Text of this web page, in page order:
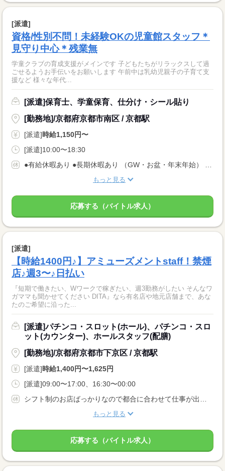
[派遣]
資格/性別不問！未経験OKの児童館スタッフ＊
見守り中心＊残業無
学童クラブの育成支援がメインです 子どもたちがリラックスして過
ごせるようお手伝いをお願いします 午前中は乳幼児親子の子育て支
援など 様々な年代...
[派遣]保育士、学童保育、仕分け・シール貼り
[勤務地]/京都府京都市南区 / 京都駅
[派遣]時給1,150円〜
[派遣]10:00〜18:30
●有給休暇あり ●長期休暇あり （GW・お盆・年末年始） ●産休・育休・介護休暇あり ※産休育休取得率：95％！
もっと見る
応募する（バイトル求人）
[派遣]
【時給1400円♪】アミューズメントstaff！禁煙
店♪週3〜♪日払い
『短期で働きたい、Wワークで稼ぎたい、週3勤務がしたい そんなワ
ガママも聞かせてください DITA』なら有名店や地元店舗まで、あな
たのご希望に沿った...
[派遣]パチンコ・スロット(ホール)、パチンコ・スロ
ット(カウンター)、ホールスタッフ(配膳)
[勤務地]/京都府京都市下京区 / 京都駅
[派遣]時給1,400円〜1,625円
[派遣]09:00〜17:00、16:30〜00:00
シフト制のお店ばっかりなので都合に合わせて仕事が出来ます！！ 学生・Ｗワークの方も空いている時間を有効に使っちゃおう！！ 学生の方はテスト等の予定もどんどん言って下さい！！
もっと見る
応募する（バイトル求人）